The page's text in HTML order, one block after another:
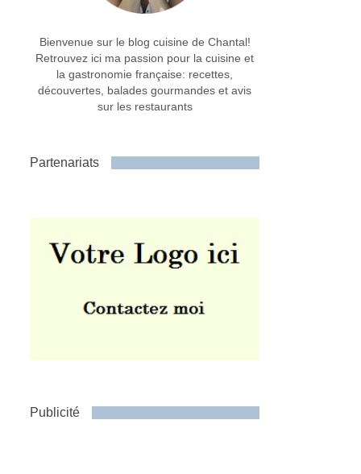
Bienvenue sur le blog cuisine de Chantal!
Retrouvez ici ma passion pour la cuisine et
la gastronomie française: recettes,
découvertes, balades gourmandes et avis
sur les restaurants
Partenariats
Publicité